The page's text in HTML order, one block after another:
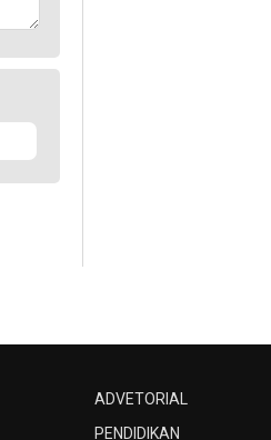
ADVETORIAL
PENDIDIKAN